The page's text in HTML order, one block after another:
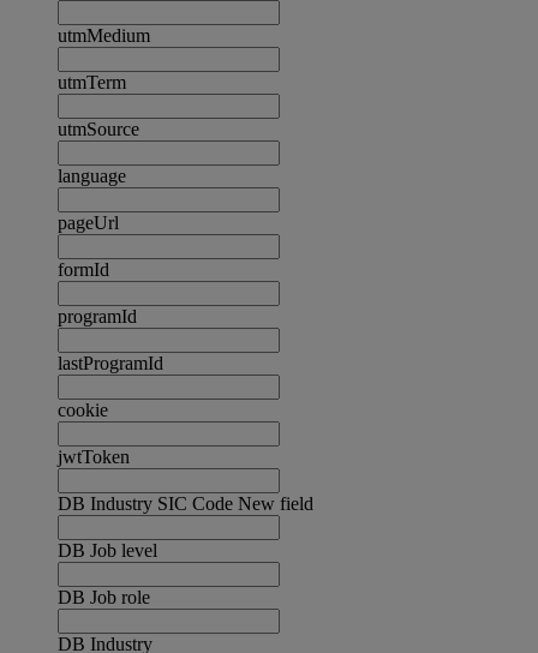
utmMedium
utmTerm
utmSource
language
pageUrl
formId
programId
lastProgramId
cookie
jwtToken
DB Industry SIC Code New field
DB Job level
DB Job role
DB Industry